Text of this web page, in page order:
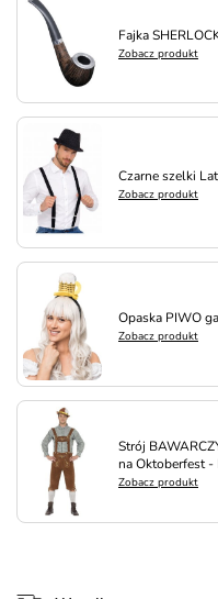
Fajka
Zobacz produkt
Czarne szelki
Zobacz produkt
Opaska PIWO
Zobacz produkt
Strój
na Oktoberfest -
Zobacz produkt